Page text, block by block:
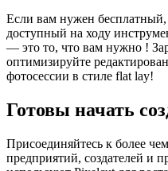
Если вам нужен
доступный на ходу
— это то, что вам нужно !
оптимизируйте
фотосессии в стиле flat lay!
Готовы начать
Присоединяйтесь к более
предприятий, создателей и